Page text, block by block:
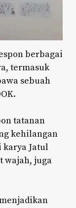
berbagai
termasuk
sebuah
tatanan
kehilangan
karya Jatul
wajah, juga